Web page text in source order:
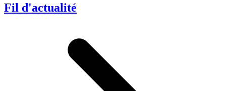
Fil d'actualité